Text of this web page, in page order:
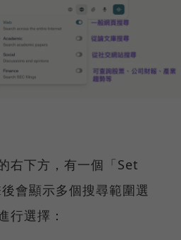
右下方，有一個「Set
會顯示多個搜尋範圍選
行選擇：